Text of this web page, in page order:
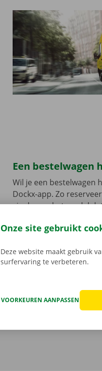
Een bestelwagen
Wil je een bestelwagen
Dockx-app. Zo
via de app het model
sleutel. Download de
Onze site gebruikt
Deze website maakt gebruik
surfervaring te verbeteren.
VOORKEUREN AANPASSEN